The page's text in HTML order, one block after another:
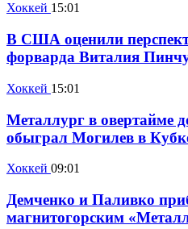
Хоккей 15:01
В США оценили
форварда Виталия
Хоккей 15:01
Металлург в овертайме
обыграл Могилев в
Хоккей 09:01
Демченко и Паливко
магнитогорским